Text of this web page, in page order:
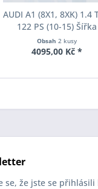
AUDI A1 (8X1, 8XK) 1.4
122 PS (10-15) Šířka
rozchodu Eibach Pro-
S90-2-20-004 System2
Obsah2 kusy
4095,00 Kč *
se, že jste se